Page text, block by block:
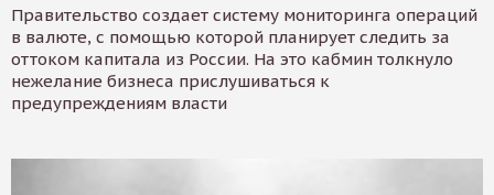
Правительство создает систему мониторинга операций
в валюте, с помощью которой планирует следить за
оттоком капитала из России. На это кабмин толкнуло
нежелание бизнеса прислушиваться к
предупреждениям власти